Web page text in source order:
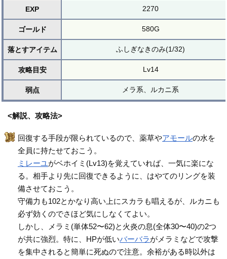
EXP 2270
ゴールド 580G
落とすアイテム ふしぎなきのみ(1/32)
攻略目安 Lv14
弱点 メラ系、ルカニ系
<解説、攻略法>
回復する手段が限られているので、薬草やアモールの水を
全員に持たせておこう。
ミレーユがベホイミ(Lv13)を覚えていれば、一気に楽にな
る。相手より先に回復できるように、はやてのリングを装
備させておこう。
守備力も102とかなり高い上にスカラも唱えるが、ルカニも
必ず効くのでさほど気にしなくてよい。
しかし、メラミ(単体52〜62)と火炎の息(全体30〜40)の2つ
が共に強烈。特に、HPが低いバーバラがメラミなどで攻撃
を集中されると簡単に死ぬので注意。余裕がある時以外は